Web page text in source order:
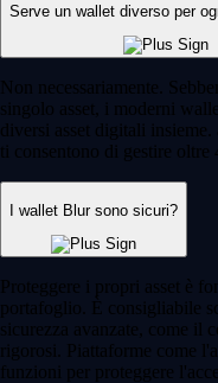
Serve un wallet diverso per
Non necessariamente.
singolo asset, i moderni
diversi asset digitali
ti consentono di gestire
I wallet Blur sono sicuri?
Proteggere i propri asset è
portafoglio. È consigliabile
sicurezza avanzate, come il
rigorosi. Piattaforme come
funzioni per proteggere